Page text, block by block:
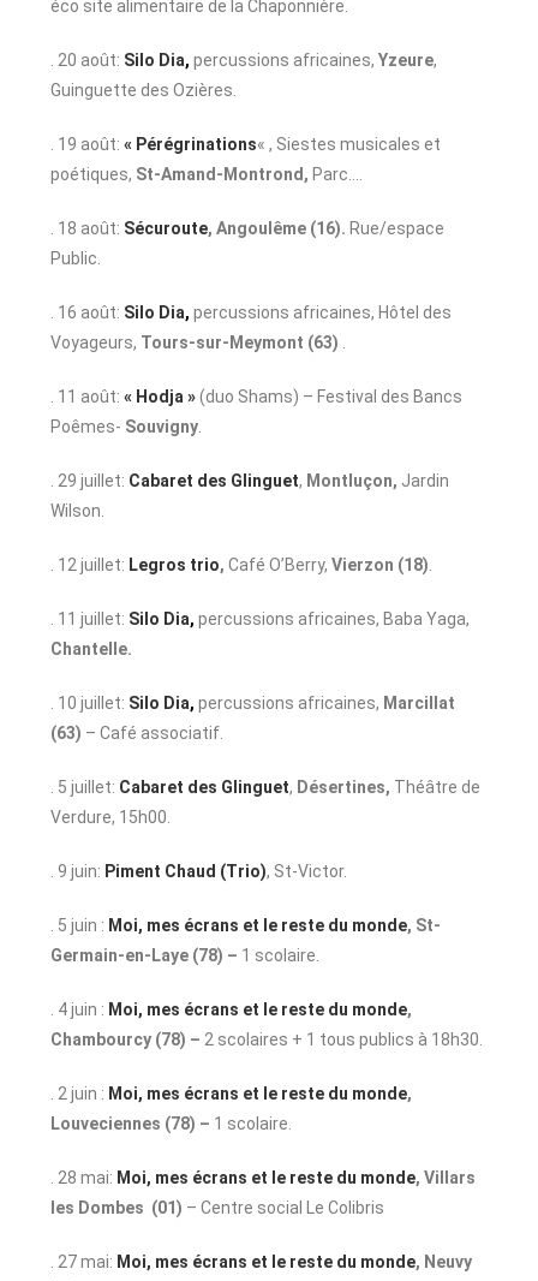
éco site alimentaire de la Chaponnière.
. 20 août: Silo Dia,percussions africaines,Yzeure,
Guinguette des Ozières.
. 19 août:« Pérégrinations« , Siestes musicales et
poétiques, St-Amand-Montrond, Parc….
. 18 août: Sécuroute,Angoulême (16). Rue/espace
Public.
. 16 août: Silo Dia,percussions africaines, Hôtel des
Voyageurs, Tours-sur-Meymont (63)
. 11 août:« Hodja »(duo Shams) – Festival des Bancs
Poêmes- Souvigny
. 29 juillet: Cabaret des Glinguet, Montluçon, Jardin
Wilson.
. 12 juillet: Legros trio, Café O’Berry,Vierzon (18)
. 11 juillet: Silo Dia,percussions africaines, Baba Yaga,
Chantelle.
. 10 juillet: Silo Dia,percussions africaines, Marcillat
(63) – Café associatif.
. 5 juillet: Cabaret des Glinguet, Désertines, Théâtre de
Verdure, 15h00.
. 9 juin: Piment Chaud (Trio), St-Victor.
. 5 juin : Moi, mes écrans et le reste du monde, St-
Germain-en-Laye (78) – 1 scolaire.
. 4 juin : Moi, mes écrans et le reste du monde,
Chambourcy (78) – 2 scolaires + 1 tous publics à 18h30.
. 2 juin : Moi, mes écrans et le reste du monde,
Louveciennes (78) – 1 scolaire.
. 28 mai: Moi, mes écrans et le reste du monde, Villars
les Dombes (01) – Centre social Le Colibris
. 27 mai: Moi, mes écrans et le reste du monde, Neuvy